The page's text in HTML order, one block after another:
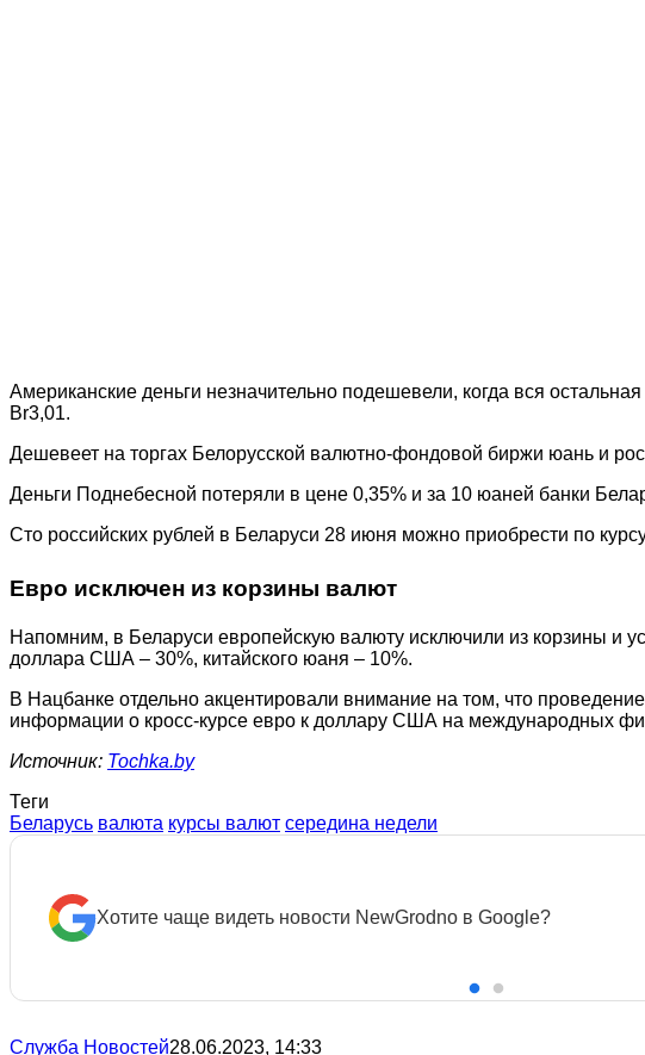
Американские деньги незначительно подешевели, когда вся
Br3,01.
Дешевеет на торгах Белорусской валютно-фондовой биржи юань и
Деньги Поднебесной потеряли в цене 0,35% и за 10 юаней банки
Сто российских рублей в Беларуси 28 июня можно приобрести по
Евро исключен из корзины валют
Напомним, в Беларуси европейскую валюту исключили из корзины и
доллара США – 30%, китайского юаня – 10%.
В Нацбанке отдельно акцентировали внимание на том, что
информации о кросс-курсе евро к доллару США на международных
Источник: Tochka.by
Теги
Беларусь валюта курсы валют середина недели
Хотите чаще видеть новости NewGrodno в Google?
Служба Новостей28.06.2023, 14:33